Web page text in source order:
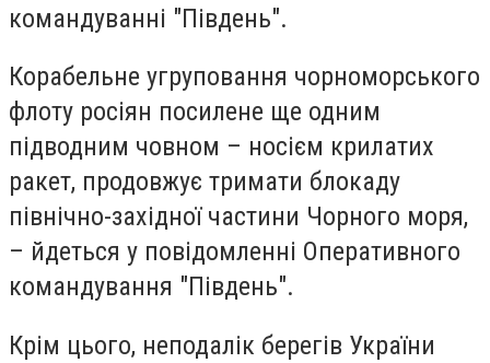
командуванні "Південь".
Корабельне угруповання чорноморського
флоту росіян посилене ще одним
підводним човном – носієм крилатих
ракет, продовжує тримати блокаду
північно-західної частини Чорного моря,
– йдеться у повідомленні Оперативного
командування "Південь".
Крім цього, неподалік берегів України